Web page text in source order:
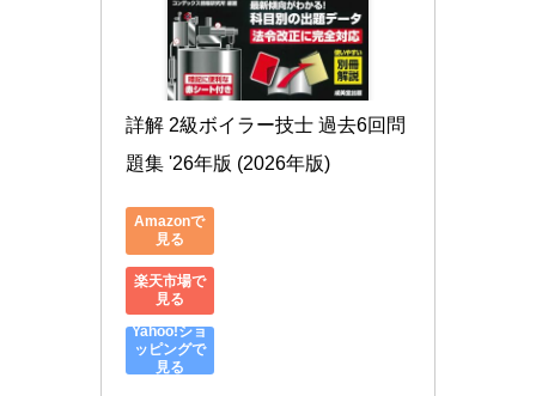
詳解 2級ボイラー技士 過去6回問
題集 '26年版 (2026年版)
Amazonで
見る
楽天市場で
見る
Yahoo!ショ
ッピングで
見る